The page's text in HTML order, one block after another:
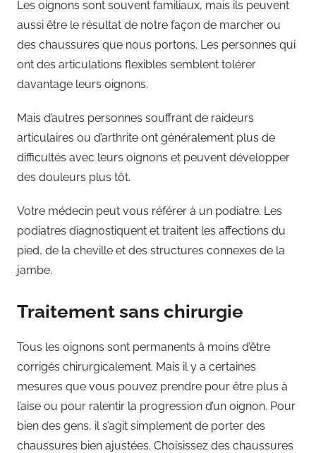
Les oignons sont souvent familiaux, mais ils peuvent
aussi être le résultat de notre façon de marcher ou
des chaussures que nous portons. Les personnes qui
ont des articulations flexibles semblent tolérer
davantage leurs oignons.
Mais d’autres personnes souffrant de raideurs
articulaires ou d’arthrite ont généralement plus de
difficultés avec leurs oignons et peuvent développer
des douleurs plus tôt.
Votre médecin peut vous référer à un podiatre. Les
podiatres diagnostiquent et traitent les affections du
pied, de la cheville et des structures connexes de la
jambe.
Traitement sans chirurgie
Tous les oignons sont permanents à moins d’être
corrigés chirurgicalement. Mais il y a certaines
mesures que vous pouvez prendre pour être plus à
l’aise ou pour ralentir la progression d’un oignon. Pour
bien des gens, il s’agit simplement de porter des
chaussures bien ajustées. Choisissez des chaussures